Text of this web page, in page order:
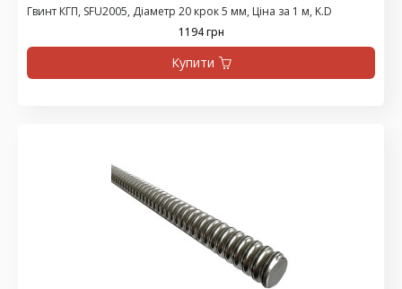
Гвинт КГП, SFU2005, Діаметр 20 крок 5 мм, Ціна за 1 м, K.D
1194 грн
Купити